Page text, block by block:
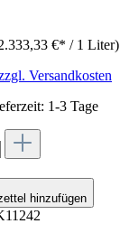
€* / 1 Liter)
Versandkosten
1-3 Tage
hinzufügen